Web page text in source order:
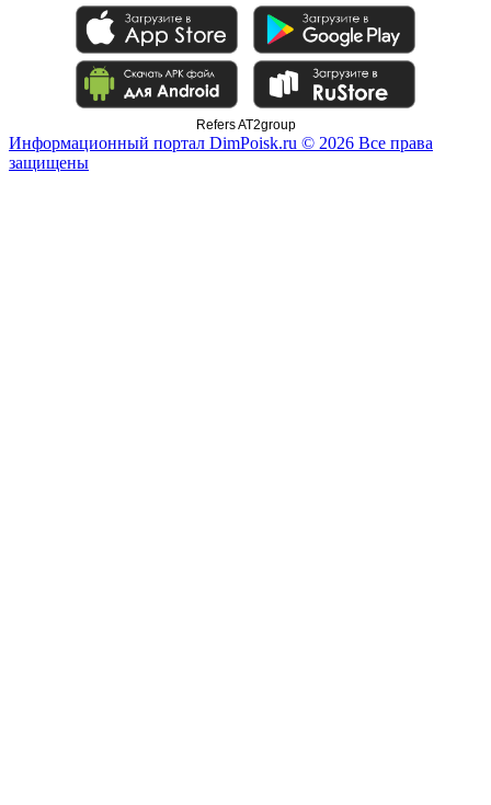
Refers AT2group
Информационный портал DimPoisk.ru © 2026 Все права
защищены